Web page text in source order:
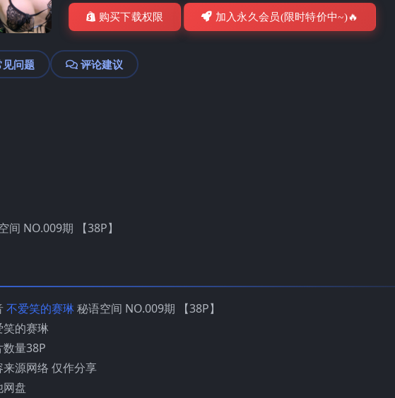
购买下载权限 加入永久会员(限时特价中~)🔥
见问题 评论建议
间 NO.009期 【38P】
不爱笑的赛琳秘语空间 NO.009期 【38P】
笑的赛琳
数量38P
来源网络 仅作分享
网盘